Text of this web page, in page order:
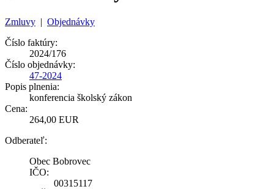
Zmluvy | Objednávky
Číslo faktúry:
2024/176
Číslo objednávky:
47-2024
Popis plnenia:
konferencia školský zákon
Cena:
264,00 EUR
Odberateľ:
Obec Bobrovec
IČO:
00315117